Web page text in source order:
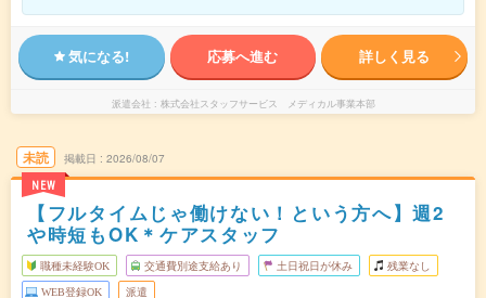
気になる! 応募へ進む 詳しく見る
派遣会社 株式会社スタッフサービス メディカル事業本部
未読
NEW
掲載日 2026/08/07
【フルタイムじゃ働けない！という方へ】週2
や時短もOK＊ケアスタッフ
職種未経験OK 交通費別途支給あり 土日祝日が休み 残業なし
WEB登録OK 派遣